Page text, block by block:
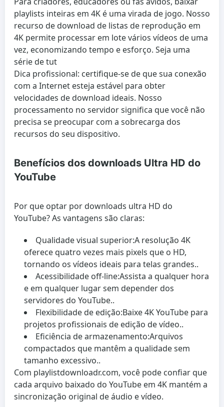
playlists inteiras em 4K é uma virada de jogo. Nosso
recurso de download de listas de reprodução em
4K permite processar em lote vários vídeos de uma
vez, economizando tempo e esforço. Seja uma
série de tut
Dica profissional: certifique-se de que sua conexão
com a Internet esteja estável para obter
velocidades de download ideais. Nosso
processamento no servidor significa que você não
precisa se preocupar com a sobrecarga dos
recursos do seu dispositivo.
Benefícios dos downloads Ultra HD do
YouTube
Por que optar por downloads ultra HD do
YouTube? As vantagens são claras:
Qualidade visual superior:A resolução 4K
oferece quatro vezes mais pixels que o HD,
tornando os vídeos ideais para telas grandes..
Acessibilidade off-line:Assista a qualquer hora
e em qualquer lugar sem depender dos
servidores do YouTube..
Flexibilidade de edição:Baixe 4K YouTube para
projetos profissionais de edição de vídeo..
Eficiência de armazenamento:Arquivos
compactados que mantêm a qualidade sem
tamanho excessivo..
Com playlistdownloadr.com, você pode confiar que
cada arquivo baixado do YouTube em 4K mantém a
sincronização original de áudio e vídeo.